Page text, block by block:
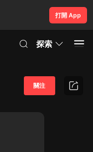
打開 App
探索
關注